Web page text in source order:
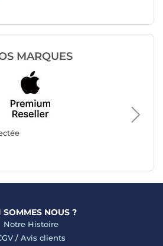
MARQUES
Montre
Ice
SOMMES NOUS ?
Notre Histoire
/ Avis clients